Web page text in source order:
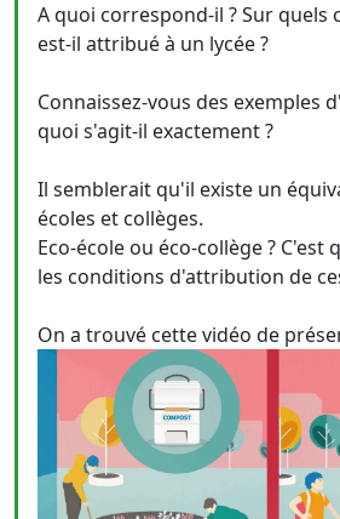
A quoi correspond-il ? Sur quels
est-il attribué à un lycée ?
Connaissez-vous des exemples
quoi s'agit-il exactement ?
Il semblerait qu'il existe un
écoles et collèges.
Eco-école ou éco-collège ? C'est
les conditions d'attribution de
On a trouvé cette vidéo de